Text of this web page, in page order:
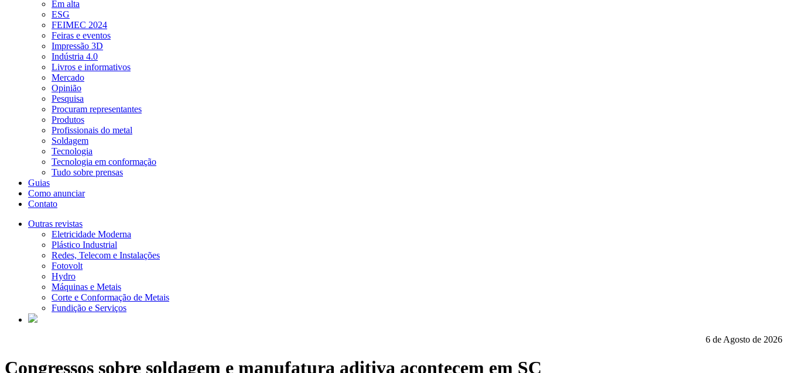
Em alta
ESG
FEIMEC 2024
Feiras e eventos
Impressão 3D
Indústria 4.0
Livros e informativos
Mercado
Opinião
Pesquisa
Procuram representantes
Produtos
Profissionais do metal
Soldagem
Tecnologia
Tecnologia em conformação
Tudo sobre prensas
Guias
Como anunciar
Contato
Outras revistas
Eletricidade Moderna
Plástico Industrial
Redes, Telecom e Instalações
Fotovolt
Hydro
Máquinas e Metais
Corte e Conformação de Metais
Fundição e Serviços
6 de Agosto de 2026
Congressos sobre soldagem e manufatura aditiva acontecem em SC